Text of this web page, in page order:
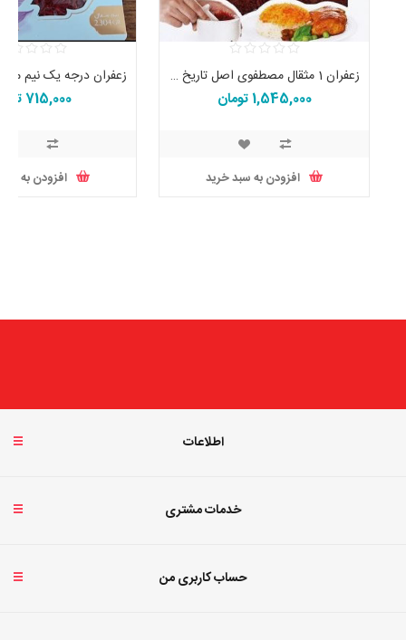
زعفران 1 مثقال مصطفوی اصل تاریخ جدید
1,545,000 تومان
افزودن به سبد خرید
715,000 تومان
افزودن به
اطلاعات
خدمات مشتری
حساب کاربری من